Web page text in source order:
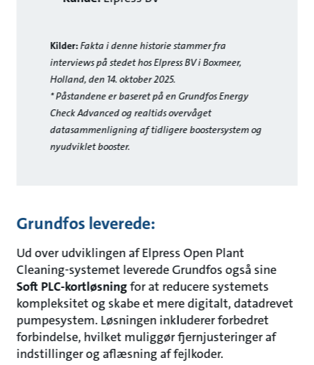
Kilder:Fakta i denne historie stammer fra
interviews på stedet hos Elpress BV i Boxmeer,
Holland, den 14. oktober 2025.
* Påstandene er baseret på en Grundfos Energy
Check Advanced og realtids overvåget
datasammenligning af tidligere boostersystem og
nyudviklet booster.
Grundfos leverede:
Ud over udviklingen af Elpress Open Plant
Cleaning-systemet leverede Grundfos også sine
Soft PLC-kortløsningfor at reducere systemets
kompleksitet og skabe et mere digitalt, datadrevet
pumpesystem. Løsningen inkluderer forbedret
forbindelse, hvilket muliggør fjernjusteringer af
indstillinger og aflæsning af fejlkoder.